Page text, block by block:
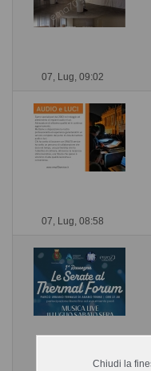
07, Lug, 09:02
07, Lug, 08:58
06, Lug, 11:52Chiudi la